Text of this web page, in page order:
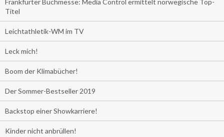
Frankfurter Buchmesse: Media Control ermittelt norwegische Top-
Titel
Leichtathletik-WM im TV
Leck mich!
Boom der Klimabücher!
Der Sommer-Bestseller 2019
Backstop einer Showkarriere!
Kinder nicht anbrüllen!